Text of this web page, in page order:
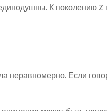
К поколению
неравномерно. Если